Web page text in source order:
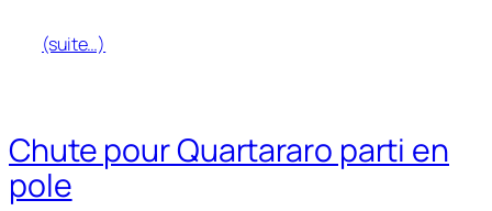
(suite…)
Chute pour Quartararo parti en
pole